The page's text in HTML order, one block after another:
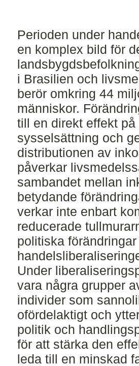
Perioden under
en komplex bild för
i Brasilien och
berör omkring 44
människor.
till en direkt effekt
sysselsättning och
distributionen av
påverkar
sambandet mellan
betydande
verkar inte enbart
reducerade
politiska
Under
vara några grupper
individer som
ofördelaktigt och
politik och
för att stärka den
leda till en minskad